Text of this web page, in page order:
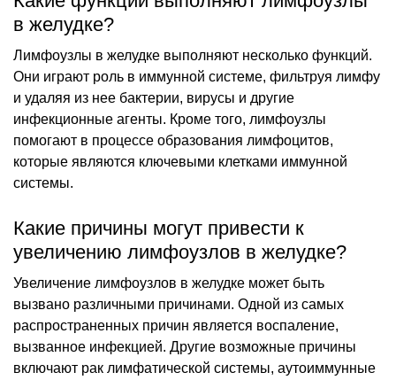
в желудке?
Лимфоузлы в желудке выполняют несколько функций.
Они играют роль в иммунной системе, фильтруя лимфу
и удаляя из нее бактерии, вирусы и другие
инфекционные агенты. Кроме того, лимфоузлы
помогают в процессе образования лимфоцитов,
которые являются ключевыми клетками иммунной
системы.
Какие причины могут привести к
увеличению лимфоузлов в желудке?
Увеличение лимфоузлов в желудке может быть
вызвано различными причинами. Одной из самых
распространенных причин является воспаление,
вызванное инфекцией. Другие возможные причины
включают рак лимфатической системы, аутоиммунные